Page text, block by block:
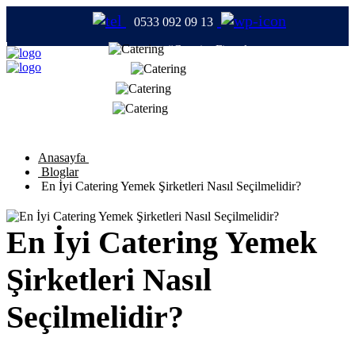
0533 092 09 13
#CateringFirmaları
Anasayfa
Bloglar
En İyi Catering Yemek Şirketleri Nasıl Seçilmelidir?
En İyi Catering Yemek
Şirketleri Nasıl
Seçilmelidir?